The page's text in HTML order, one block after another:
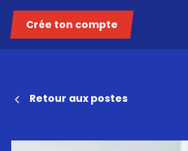
Crée ton compte
Retour aux postes